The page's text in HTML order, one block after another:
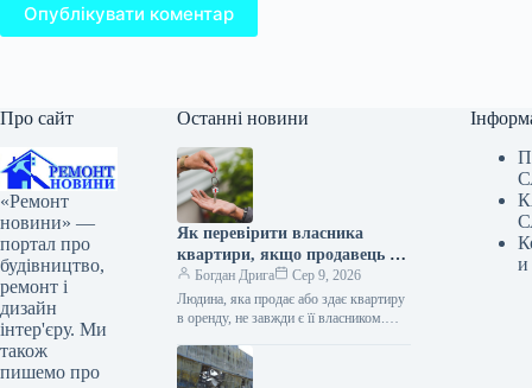
Опублікувати коментар
Про сайт
«Ремонт
новини» —
портал про
будівництво,
ремонт і
дизайн
інтер'єру. Ми
також
пишемо про
Останні новини
Як перевірити власника
квартири, якщо продавець не
господар
Богдан Дрига
Сер 9, 2026
Людина, яка продає або здає квартиру
в оренду, не завжди є її власником.
офіційно перевірити, кому…
и